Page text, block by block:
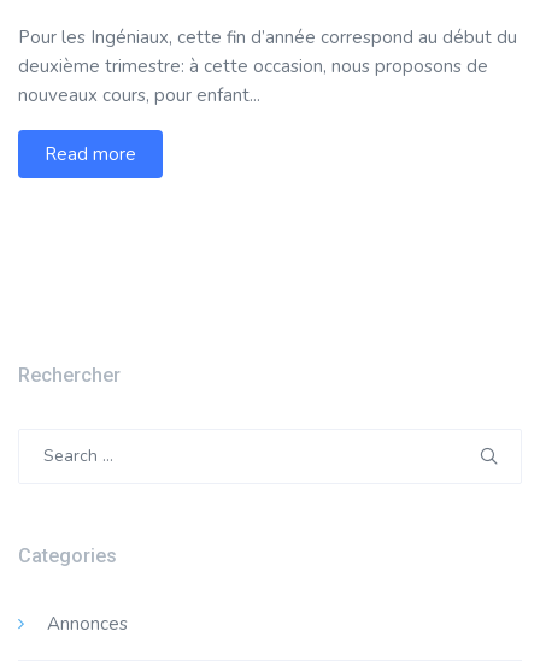
Pour les Ingéniaux, cette fin d’année correspond au début du
deuxième trimestre: à cette occasion, nous proposons de
nouveaux cours, pour enfant...
Read more
Rechercher
Categories
Annonces